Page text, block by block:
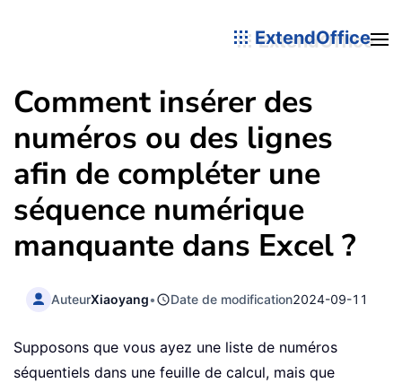
ExtendOffice
Comment insérer des
numéros ou des lignes
afin de compléter une
séquence numérique
manquante dans Excel ?
AuteurXiaoyang• Date de modification2024-09-11
Supposons que vous ayez une liste de numéros
séquentiels dans une feuille de calcul, mais que